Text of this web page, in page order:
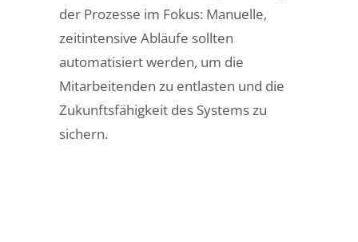
der Prozesse im Fokus: Manuelle,
zeitintensive Abläufe sollten
automatisiert werden, um die
Mitarbeitenden zu entlasten und die
Zukunftsfähigkeit des Systems zu
sichern.